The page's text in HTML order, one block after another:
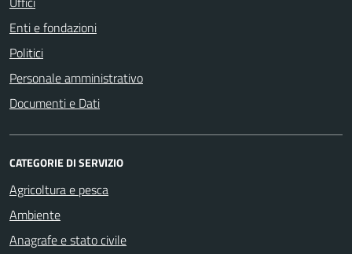
Enti e fondazioni
Politici
Personale amministrativo
Documenti e Dati
CATEGORIE DI SERVIZIO
Agricoltura e pesca
Ambiente
Anagrafe e stato civile